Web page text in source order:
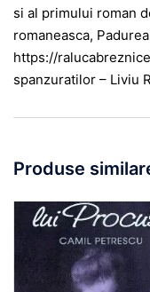
si al primului roman
romaneasca,
https://
spanzuratilor – Liviu
Produse